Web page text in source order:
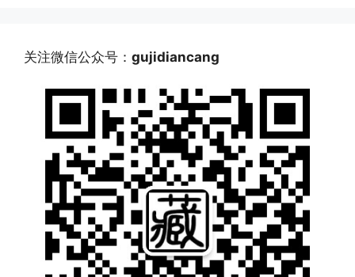
关注微信公众号： gujidiancang